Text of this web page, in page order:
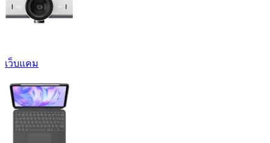
เว็บแคม